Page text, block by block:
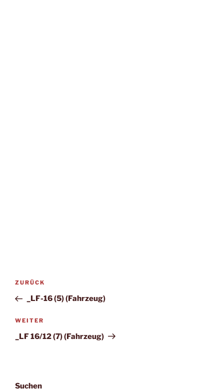
Beitragsnavigation
Vorheriger
Beitrag
ZURÜCK
_LF-16 (5) (Fahrzeug)
Nächster
Beitrag
WEITER
_LF 16/12 (7) (Fahrzeug)
Suchen